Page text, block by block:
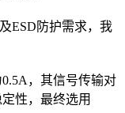
ESD防护需求，我
，其信号传输对
性，最终选用